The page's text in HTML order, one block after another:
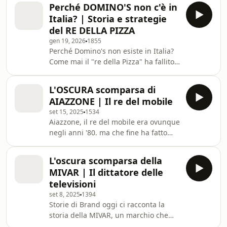
🤳Seguici su
ragazzo sfortunato sia riuscito a
creare la più grande catena di Pizza al
mondo. 🤳Seguici su INSTAGRAM -
@storiedibrand Leggi il libro "Persone
che pensano in grande" -
https://amzn.to/4fqluzM Learn more
about your ad choices. Visit
megaphone.fm/adc
Perché DOMINO'S non c'è in
Italia? | Storia e strategie
del RE DELLA PIZZA
gen 19, 2026 1855
Perché Domino's non esiste in Italia?
Come mai il "re della Pizza" ha fallito
ragazzo sfortunato sia riuscito a
creare la più grande catena di Pizza al
mondo. 🤳Seguici su INSTAGRAM -
@storiedibrand Leggi il libro "Persone
che pensano in grande" -
https://amzn.to/4fqluzM Learn more
about your ad choices. Visit
megaphone.fm/adc
L'OSCURA scomparsa di
AIAZZONE | Il re del mobile
set 15, 2025 1534
Aiazzone, il re del mobile era ovunque
negli anni '80. ma che fine ha fatto
fallimento. Max Corona ci porta alla
scoperta di una storia di brand tutta
Italiana: una meteora il cui ricordo sta
svanendo dalla mente delle persone.
ASCOLTA il podcast su Spotify -
⁠⁠⁠⁠⁠https://bit.ly/3V1jBCA⁠⁠⁠⁠⁠ 🤳Seguici su
L'oscura scomparsa della
MIVAR | Il dittatore delle
televisioni
set 8, 2025 1394
Storie di Brand oggi ci racconta la
storia della MIVAR, un marchio che